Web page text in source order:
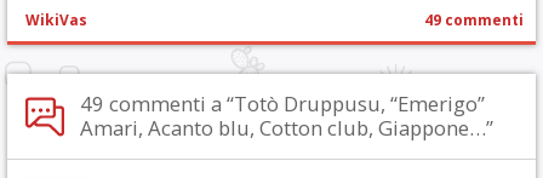
WikiVas 49 commenti
49 commenti a “Totò Druppusu, “Emerigo”
Amari, Acanto blu, Cotton club, Giappone…”